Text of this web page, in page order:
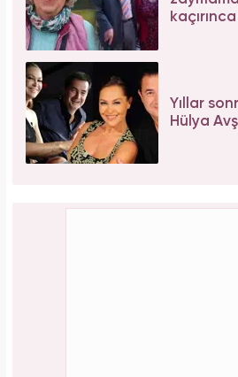
"Evet" demek için sıraya girdi!